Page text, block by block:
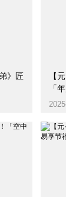
【
「
别